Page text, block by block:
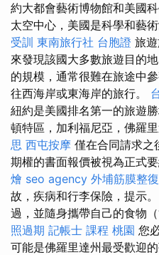
約大都會藝術博物館和美國
太空中心，美國是科學和藝
受訓 東南旅行社 台胞證 旅
來發現該國大多數旅遊目的地
的規模，通常很難在旅途中
往西海岸或東海岸的旅行。
紐約是美國排名第一的旅遊
頓特區，加利福尼亞，佛羅
思 西屯按摩 僅在合同請求之
期權的書面報價被視為正式要
燴 seo agency 外埔筋膜整復
故，疾病和行李保險，提示
過，並隨身攜帶自己的食物
照過期 記帳士 課程 桃園 您
可能是佛羅里達州最受歡迎